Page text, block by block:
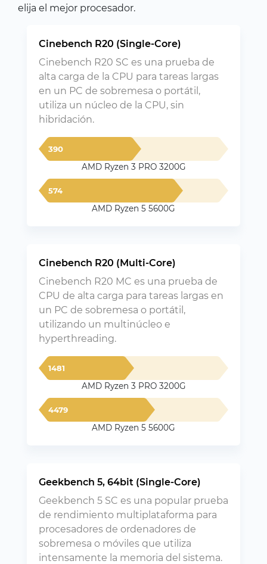
elija el mejor procesador.
Cinebench R20 (Single-Core)
Cinebench R20 SC es una prueba de
alta carga de la CPU para tareas largas
en un PC de sobremesa o portátil,
utiliza un núcleo de la CPU, sin
hibridación.
390
AMD Ryzen 3 PRO 3200G
574
AMD Ryzen 5 5600G
Cinebench R20 (Multi-Core)
Cinebench R20 MC es una prueba de
CPU de alta carga para tareas largas en
un PC de sobremesa o portátil,
utilizando un multinúcleo e
hyperthreading.
1481
AMD Ryzen 3 PRO 3200G
4479
AMD Ryzen 5 5600G
Geekbench 5, 64bit (Single-Core)
Geekbench 5 SC es una popular prueba
de rendimiento multiplataforma para
procesadores de ordenadores de
sobremesa o móviles que utiliza
intensamente la memoria del sistema.